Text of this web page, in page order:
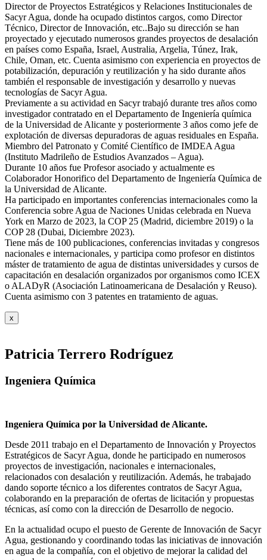
Director de Proyectos Estratégicos y Relaciones Institucionales de
Sacyr Agua, donde ha ocupado distintos cargos, como Director
Técnico, Director de Innovación, etc..Bajo su dirección se han
proyectado y ejecutado numerosos grandes proyectos de desalación
en países como España, Israel, Australia, Argelia, Túnez, Irak,
Chile, Oman, etc. Cuenta asimismo con experiencia en proyectos de
potabilización, depuración y reutilización y ha sido durante años
también el responsable de investigación y desarrollo y nuevas
tecnologías de Sacyr Agua.
Previamente a su actividad en Sacyr trabajó durante tres años como
investigador contratado en el Departamento de Ingeniería química
de la Universidad de Alicante y posteriormente 3 años como jefe de
explotación de diversas depuradoras de aguas residuales en España.
Miembro del Patronato y Comité Científico de IMDEA Agua
(Instituto Madrileño de Estudios Avanzados – Agua).
Durante 10 años fue Profesor asociado y actualmente es
Colaborador Honorifico del Departamento de Ingeniería Química de
la Universidad de Alicante.
Ha participado en importantes conferencias internacionales como la
Conferencia sobre Agua de Naciones Unidas celebrada en Nueva
York en Marzo de 2023, la COP 25 (Madrid, diciembre 2019) o la
COP 28 (Dubai, Diciembre 2023).
Tiene más de 100 publicaciones, conferencias invitadas y congresos
nacionales e internacionales, y participa como profesor en distintos
máster de tratamiento de agua de distintas universidades y cursos de
capacitación en desalación organizados por organismos como ICEX
o ALADyR (Asociación Latinoamericana de Desalación y Reuso).
Cuenta asimismo con 3 patentes en tratamiento de aguas.
x
Patricia Terrero Rodríguez
Ingeniera Química
Ingeniera Química por la Universidad de Alicante.
Desde 2011 trabajo en el Departamento de Innovación y Proyectos
Estratégicos de Sacyr Agua, donde he participado en numerosos
proyectos de investigación, nacionales e internacionales,
relacionados con desalación y reutilización. Además, he trabajado
dando soporte técnico a los diferentes contratos de Sacyr Agua,
colaborando en la preparación de ofertas de licitación y propuestas
técnicas, así como con la dirección de Desarrollo de negocio.
En la actualidad ocupo el puesto de Gerente de Innovación de Sacyr
Agua, gestionando y coordinando todas las iniciativas de innovación
en agua de la compañía, con el objetivo de mejorar la calidad del